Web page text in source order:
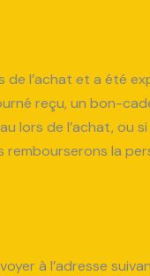
de l’achat et a été
reçu, un bon-
lors de l’achat,
la
à l’adresse